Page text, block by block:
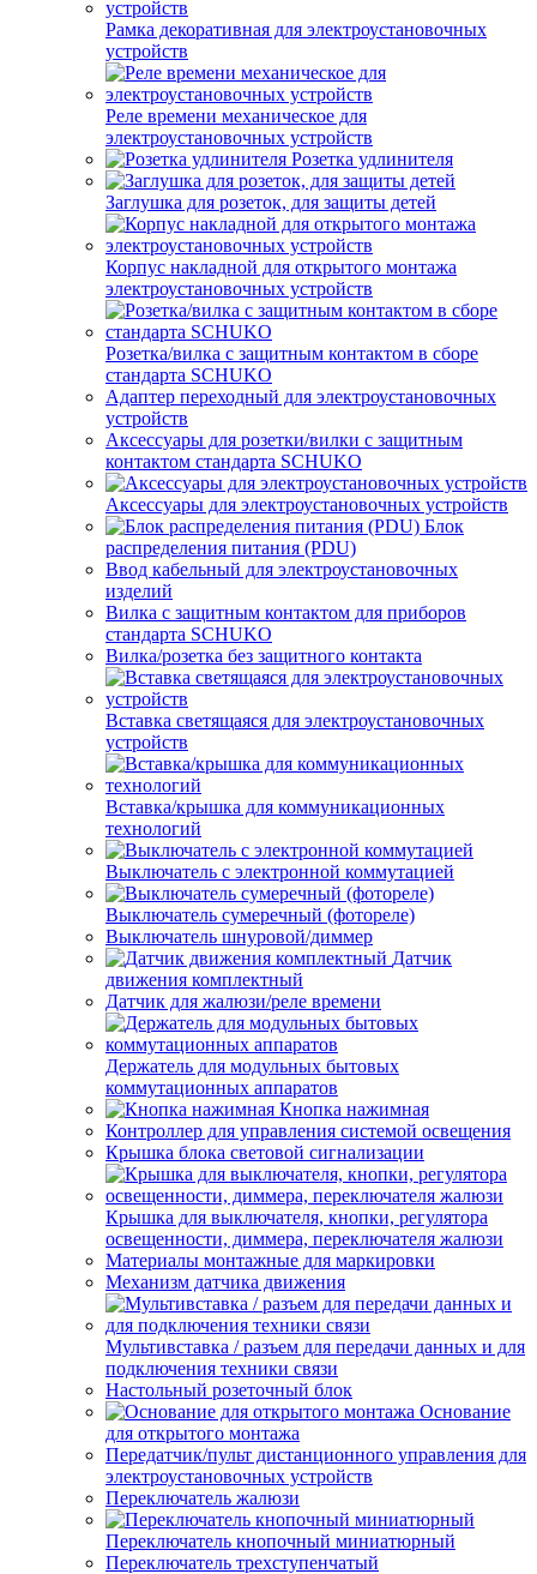
Рамка декоративная для электроустановочных
устройств
Реле времени механическое для
электроустановочных устройств
Розетка удлинителя
Заглушка для розеток, для защиты детей
Корпус накладной для открытого монтажа
электроустановочных устройств
Розетка/вилка с защитным контактом в сборе
стандарта SCHUKO
Адаптер переходный для электроустановочных
устройств
Аксессуары для розетки/вилки с защитным
контактом стандарта SCHUKO
Аксессуары для электроустановочных устройств
Блок
распределения питания (PDU)
Ввод кабельный для электроустановочных
изделий
Вилка с защитным контактом для приборов
стандарта SCHUKO
Вилка/розетка без защитного контакта
Вставка светящаяся для электроустановочных
устройств
Вставка/крышка для коммуникационных
технологий
Выключатель с электронной коммутацией
Выключатель сумеречный (фотореле)
Выключатель шнуровой/диммер
Датчик
движения комплектный
Датчик для жалюзи/реле времени
Держатель для модульных бытовых
коммутационных аппаратов
Кнопка нажимная
Контроллер для управления системой освещения
Крышка блока световой сигнализации
Крышка для выключателя, кнопки, регулятора
освещенности, диммера, переключателя жалюзи
Материалы монтажные для маркировки
Механизм датчика движения
Мультивставка / разъем для передачи данных и для
подключения техники связи
Настольный розеточный блок
Основание
для открытого монтажа
Передатчик/пульт дистанционного управления для
электроустановочных устройств
Переключатель жалюзи
Переключатель кнопочный миниатюрный
Переключатель трехступенчатый